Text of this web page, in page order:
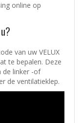
online op
van uw VELUX
te bepalen. Deze
de linker -of
de ventilatieklep.